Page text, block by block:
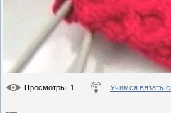
Просмотры: 1 Учимся вязать